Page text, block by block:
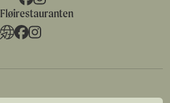
Fløirestauranten